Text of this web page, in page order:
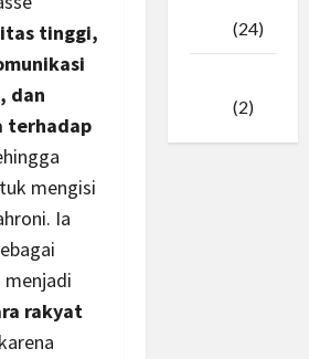
tinggi,
dan
terhadap
mengisi
Ia
menjadi
rakyat
(24)
(2)